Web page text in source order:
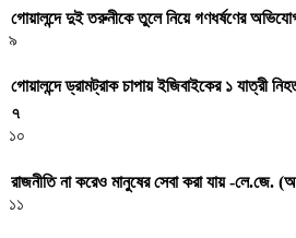
গোয়ালন্দে দুই তরুনীকে তুলে নিয়ে গণধর্ষণের
৯
গোয়ালন্দে ড্রামট্রাক চাপায় ইজিবাইকের ১ যাত্রী
৭
১০
রাজনীতি না করেও মানুষের সেবা করা যায় -লে.জে.
১১